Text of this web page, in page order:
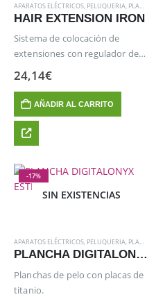
APARATOS ELÉCTRICOS PELUQUERIA PLANCHAS
HAIR EXTENSION IRON
Sistema de colocación de
extensiones con regulador de
temperatura.
24,14€
AÑADIR AL CARRITO
-17%
SIN EXISTENCIAS
APARATOS ELÉCTRICOS, PELUQUERIA, PLANCHAS
PLANCHA DIGITALONYX ESTRECHA (12 MM)
Planchas de pelo con placas de
titanio.